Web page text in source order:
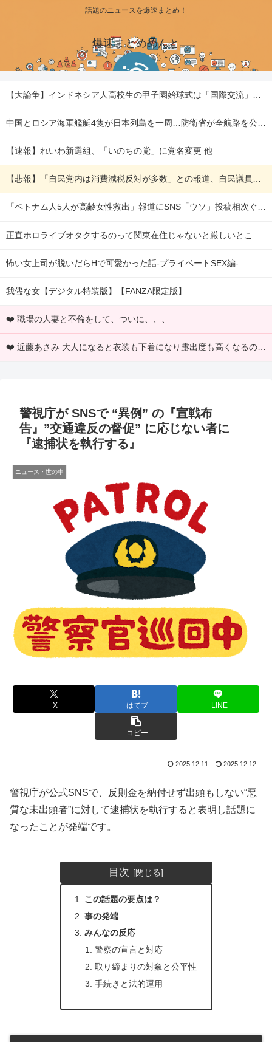
話題のニュースを爆速まとめ！
爆速まとめめんと
【大論争】インドネシア人高校生の甲子園始球式は「国際交流」か「政治利用」か 他
中国とロシア海軍艦艇4隻が日本列島を一周…防衛省が全航路を公開！ 他
【速報】れいわ新選組、「いのちの党」に党名変更 他
【悲報】「自民党内は消費減税反対が多数」との報道、自民議員の内部証言と食い違うｗｗｗｗ 他
「ベトナム人5人が高齢女性救出」報道にSNS「ウソ」投稿相次ぐ→名誉毀損となる可能性は？ 他
正直ホロライブオタクするのって関東在住じゃないと厳しいところあるよな
怖い女上司が脱いだらHで可愛かった話-プライベートSEX編-
我儘な女【デジタル特装版】【FANZA限定版】
❤️ 職場の人妻と不倫をして、ついに、、、
❤️ 近藤あさみ 大人になると衣装も下着になり露出度も高くなるのでいいですよね～！
警視庁が SNSで “異例” の『宣戦布
告』”交通違反の督促” に応じない者に
『逮捕状を執行する』
ニュース・世の中
X はてブ LINE
コピー
2025.12.11 2025.12.12
警視庁が公式SNSで、反則金を納付せず出頭もしない“悪
質な未出頭者”に対して逮捕状を執行すると表明し話題に
なったことが発端です。
目次
この話題の要点は？
事の発端
みんなの反応
警察の宣言と対応
取り締まりの対象と公平性
手続きと法的運用